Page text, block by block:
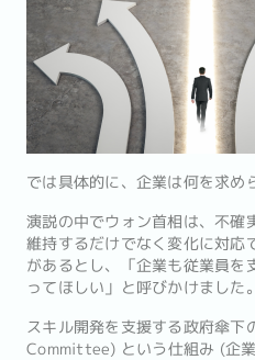
では具体的に、企業は何を求め
演説の中でウォン首相は、不確
維持するだけでなく変化に対応
があるとし、「企業も従業員を
ってほしい」と呼びかけました。
スキル開発を支援する政府傘
Committee) という仕組み (企